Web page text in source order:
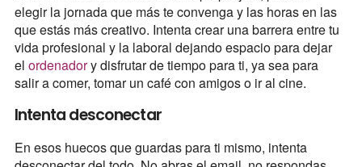
elegir la jornada que más te convenga y las horas en las
que estás más creativo. Intenta crear una barrera entre tu
vida profesional y la laboral dejando espacio para dejar
el ordenadory disfrutar de tiempo para ti, ya sea para
salir a comer, tomar un café con amigos o ir al cine.
Intenta desconectar
En esos huecos que guardas para ti mismo, intenta